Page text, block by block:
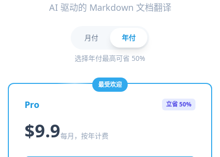
AI 驱动的 Markdown 文档翻译
月付 年付
选择年付最高可省 50%
最受欢迎
Pro 立省 50%
$9.9每月，按年计费